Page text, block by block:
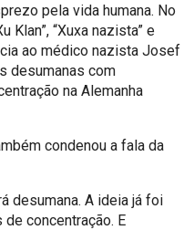
pela vida humana. No
Klan”, “Xuxa nazista” e
ao médico nazista Josef
desumanas com
na Alemanha
condenou a fala da
desumana. A ideia já foi
concentração. E